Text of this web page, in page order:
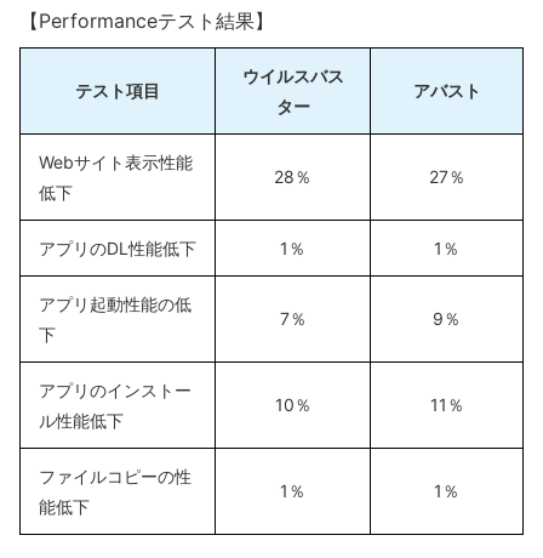
【Performanceテスト結果】
テスト項目
ウイルスバス
ター
アバスト
Webサイト表示性能
低下
28％ 27％
アプリのDL性能低下 1％ 1％
アプリ起動性能の低
下
7％ 9％
アプリのインストー
ル性能低下
10％ 11％
ファイルコピーの性
能低下
1％ 1％